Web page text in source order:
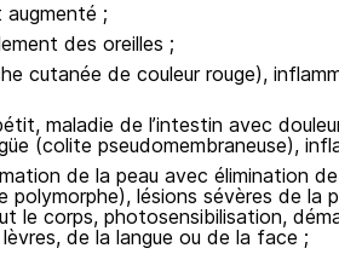
augmenté ;
des oreilles ;
cutanée de couleur rouge),
maladie de l’intestin avec
(colite pseudomembraneuse),
de la peau avec élimination
polymorphe), lésions sévères de la
le corps, photosensibilisation,
de la langue ou de la face ;